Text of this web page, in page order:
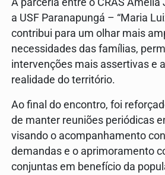
a USF Paranapungá – “Maria
contribui para um olhar mais
necessidades das famílias,
intervenções mais assertivas e
realidade do território.
Ao final do encontro, foi
de manter reuniões periódicas
visando o acompanhamento
demandas e o aprimoramento
conjuntas em benefício da